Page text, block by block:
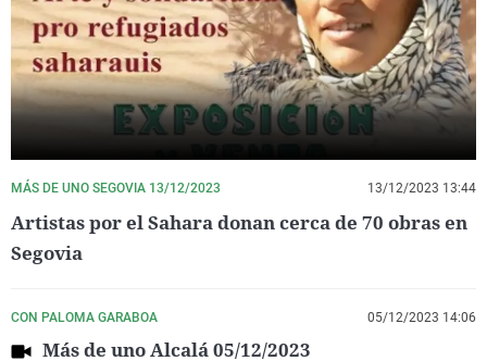
MÁS DE UNO SEGOVIA 13/12/2023 13/12/2023 13:44
Artistas por el Sahara donan cerca de 70 obras en
Segovia
CON PALOMA GARABOA 05/12/2023 14:06
Más de uno Alcalá 05/12/2023